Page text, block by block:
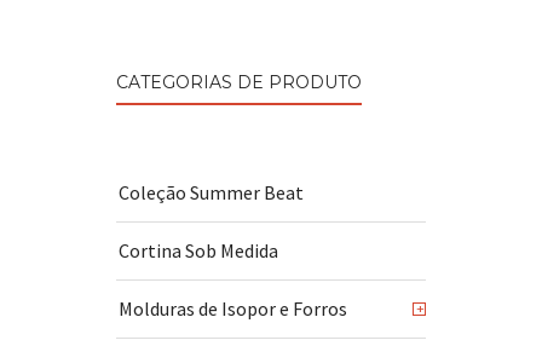
CATEGORIAS DE PRODUTO
Coleção Summer Beat
Cortina Sob Medida
Molduras de Isopor e Forros +